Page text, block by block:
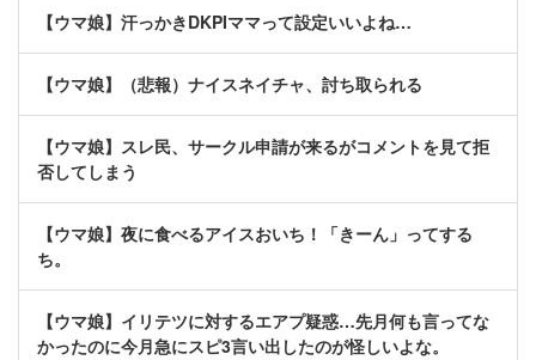
【ウマ娘】汗っかきDKPIママって設定いいよね…
【ウマ娘】（悲報）ナイスネイチャ、討ち取られる
【ウマ娘】スレ民、サークル申請が来るがコメントを見て拒
否してしまう
【ウマ娘】夜に食べるアイスおいち！「きーん」ってする
ち。
【ウマ娘】イリテツに対するエアプ疑惑…先月何も言ってな
かったのに今月急にスピ3言い出したのが怪しいよな。